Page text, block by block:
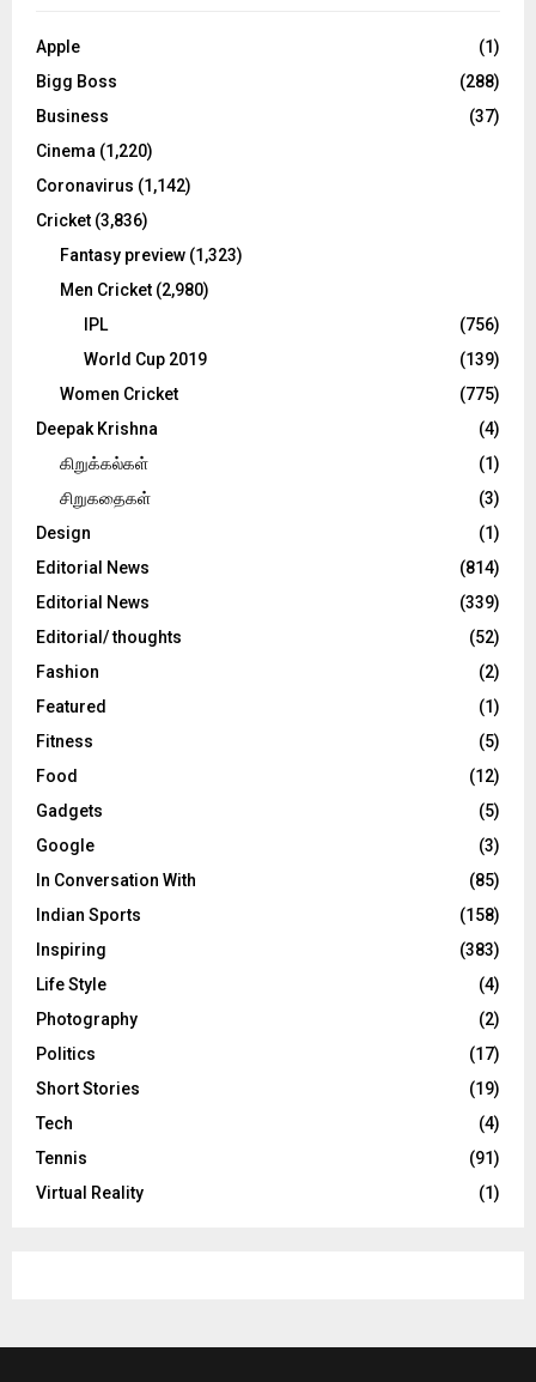
o
:
C
Apple
(1)
Bigg Boss
(288)
Business
(37)
Cinema (1,220)
Coronavirus (1,142)
Cricket (3,836)
Fantasy preview (1,323)
Men Cricket (2,980)
IPL
(756)
World Cup 2019
(139)
Women Cricket
(775)
Deepak Krishna
(4)
கிறுக்கல்கள்
(1)
சிறுகதைகள்
(3)
Design
(1)
Editorial News
(814)
Editorial News
(339)
Editorial/ thoughts
(52)
Fashion
(2)
Featured
(1)
Fitness
(5)
Food
(12)
Gadgets
(5)
Google
(3)
In Conversation With
(85)
Indian Sports
(158)
Inspiring
(383)
Life Style
(4)
Photography
(2)
Politics
(17)
Short Stories
(19)
Tech
(4)
Tennis
(91)
Virtual Reality
(1)